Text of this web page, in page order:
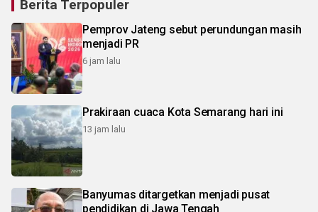
Berita Terpopuler
Pemprov Jateng sebut perundungan masih
menjadi PR
6 jam lalu
Prakiraan cuaca Kota Semarang hari ini
13 jam lalu
Banyumas ditargetkan menjadi pusat
pendidikan di Jawa Tengah